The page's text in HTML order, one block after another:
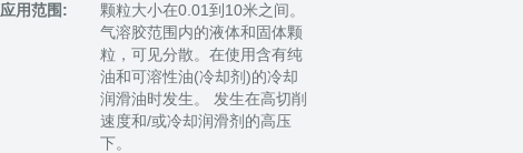
应用范围:
颗粒大小在0.01到10米之间。
气溶胶范围内的液体和固体颗
粒，可见分散。在使用含有纯
油和可溶性油(冷却剂)的冷却
润滑油时发生。 发生在高切削
速度和/或冷却润滑剂的高压
下。